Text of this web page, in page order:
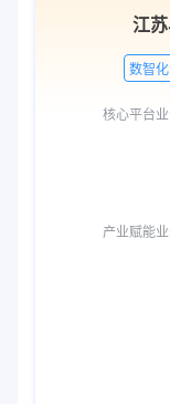
江
数智
核心平台
产业赋能